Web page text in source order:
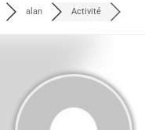
alan Activité